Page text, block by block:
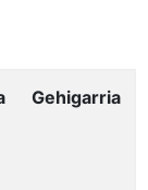
Gehigarria